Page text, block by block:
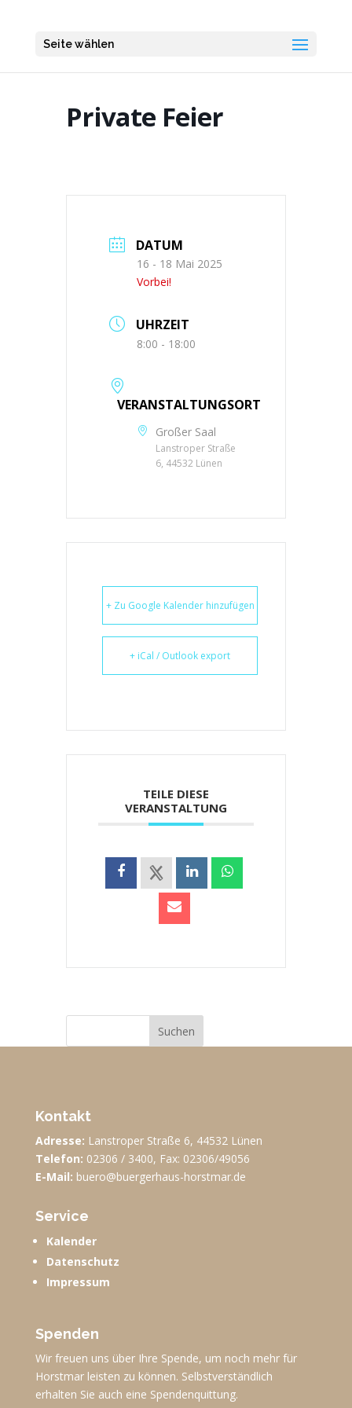
Seite wählen
Private Feier
DATUM
16 - 18 Mai 2025
Vorbei!
UHRZEIT
8:00 - 18:00
VERANSTALTUNGSORT
Großer Saal
Lanstroper Straße
6, 44532 Lünen
+ Zu Google Kalender hinzufügen
+ iCal / Outlook export
TEILE DIESE
VERANSTALTUNG
Suchen
Kontakt
Adresse: Lanstroper Straße 6, 44532 Lünen
Telefon: 02306 / 3400, Fax: 02306/49056
E-Mail: buero@buergerhaus-horstmar.de
Service
Kalender
Datenschutz
Impressum
Spenden
Wir freuen uns über Ihre Spende, um noch mehr für
Horstmar leisten zu können. Selbstverständlich
erhalten Sie auch eine Spendenquittung.